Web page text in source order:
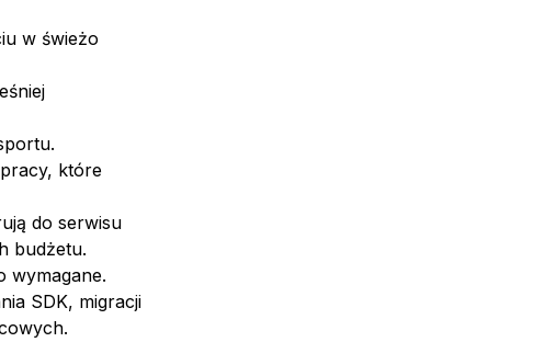
w świeżo
które
do serwisu
budżetu.
wymagane.
SDK, migracji